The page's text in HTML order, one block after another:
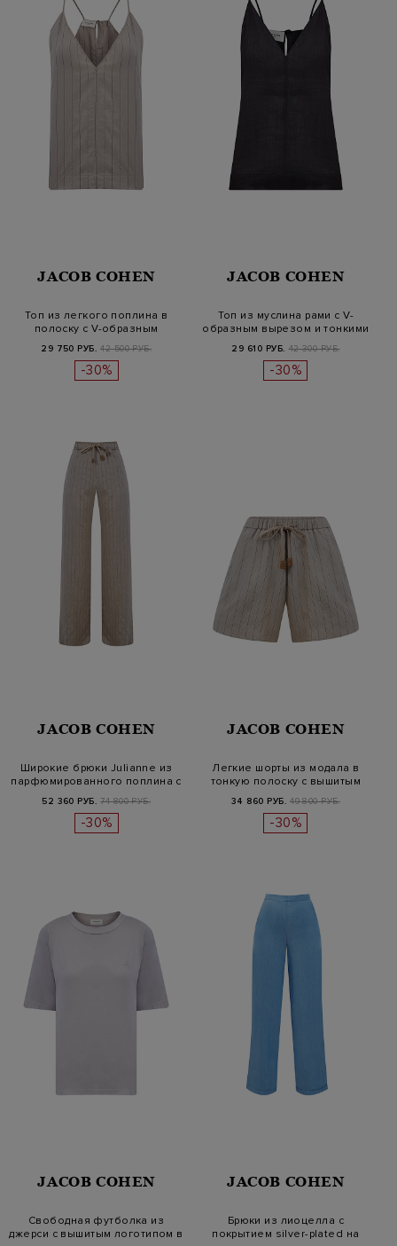
JACOB COHEN
Топ из легкого поплина в
полоску с V-образным
вырезом
29 750 РУБ. 42 500 РУБ.
-30%
JACOB COHEN
Топ из муслина рами с V-
образным вырезом и тонкими
бре…
29 610 РУБ. 42 300 РУБ.
-30%
JACOB COHEN
Широкие брюки Julianne из
парфюмированного поплина с
к…
52 360 РУБ. 74 800 РУБ.
-30%
JACOB COHEN
Легкие шорты из модала в
тонкую полоску с вышитым
лого…
34 860 РУБ. 49 800 РУБ.
-30%
JACOB COHEN
Свободная футболка из
джерси с вышитым логотипом в
JACOB COHEN
Брюки из лиоцелла с
покрытием silver-plated на